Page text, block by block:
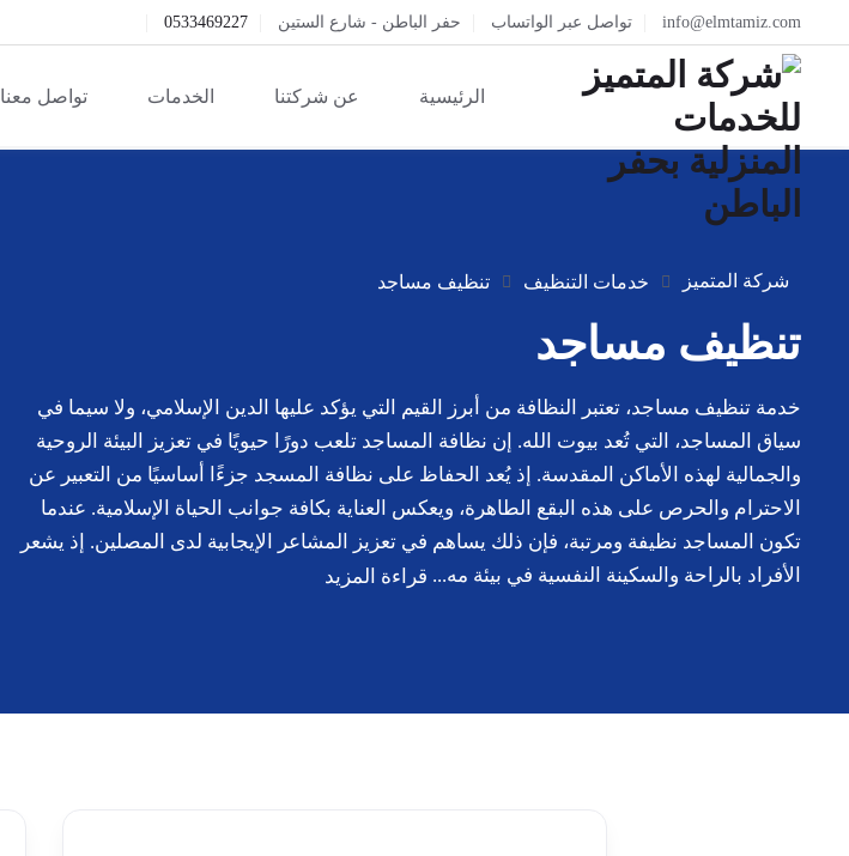
info@elmtamiz.com تواصل عبر الواتساب حفر الباطن - شارع الستين 0533469227
الرئيسية عن شركتنا الخدمات تواصل معنا
شركة المتميز خدمات التنظيف تنظيف مساجد
تنظيف مساجد
خدمة تنظيف مساجد، تعتبر النظافة من أبرز القيم التي يؤكد عليها الدين الإسلامي، ولا سيما في
سياق المساجد، التي تُعد بيوت الله. إن نظافة المساجد تلعب دورًا حيويًا في تعزيز البيئة الروحية
والجمالية لهذه الأماكن المقدسة. إذ يُعد الحفاظ على نظافة المسجد جزءًا أساسيًا من التعبير عن
الاحترام والحرص على هذه البقع الطاهرة، ويعكس العناية بكافة جوانب الحياة الإسلامية. عندما
تكون المساجد نظيفة ومرتبة، فإن ذلك يساهم في تعزيز المشاعر الإيجابية لدى المصلين. إذ يشعر
الأفراد بالراحة والسكينة النفسية في بيئة مه... قراءة المزيد